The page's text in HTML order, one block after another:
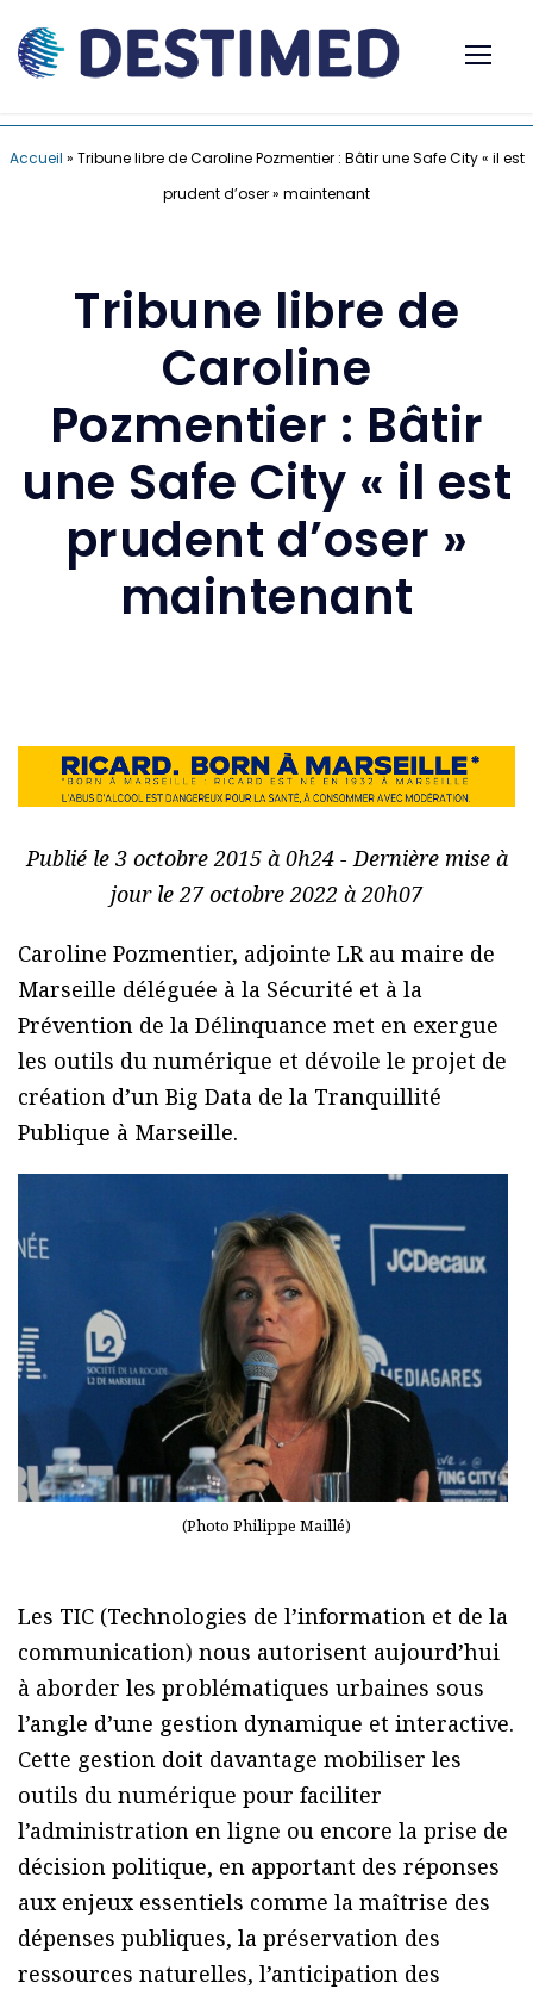
Accueil » Tribune libre de Caroline Pozmentier : Bâtir une Safe City « il est
prudent d’oser » maintenant
Tribune libre de
Caroline
Pozmentier : Bâtir
une Safe City « il est
prudent d’oser »
maintenant
Publié le 3 octobre 2015 à 0h24 - Dernière mise à
jour le 27 octobre 2022 à 20h07
Caroline Pozmentier, adjointe LR au maire de
Marseille déléguée à la Sécurité et à la
Prévention de la Délinquance met en exergue
les outils du numérique et dévoile le projet de
création d’un Big Data de la Tranquillité
Publique à Marseille.
(Photo Philippe Maillé)
Les TIC (Technologies de l’information et de la
communication) nous autorisent aujourd’hui
à aborder les problématiques urbaines sous
l’angle d’une gestion dynamique et interactive.
Cette gestion doit davantage mobiliser les
outils du numérique pour faciliter
l’administration en ligne ou encore la prise de
décision politique, en apportant des réponses
aux enjeux essentiels comme la maîtrise des
dépenses publiques, la préservation des
ressources naturelles, l’anticipation des